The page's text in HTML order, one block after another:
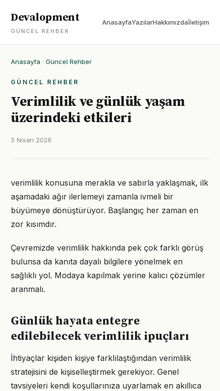
Devalopment
GÜNCEL REHBER
AnasayfaYazılarHakkımızdaİletişim
Anasayfa · Güncel Rehber
GÜNCEL REHBER
Verimlilik ve günlük yaşam
üzerindeki etkileri
5 Nisan 2026
verimlilik konusuna merakla ve sabırla yaklaşmak, ilk
aşamadaki ağır ilerlemeyi zamanla ivmeli bir
büyümeye dönüştürüyor. Başlangıç her zaman en
zor kısımdır.
Çevremizde verimlilik hakkında pek çok farklı görüş
bulunsa da kanıta dayalı bilgilere yönelmek en
sağlıklı yol. Modaya kapılmak yerine kalıcı çözümler
aranmalı.
Günlük hayata entegre
edilebilecek verimlilik ipuçları
İhtiyaçlar kişiden kişiye farklılaştığından verimlilik
stratejisini de kişiselleştirmek gerekiyor. Genel
tavsiyeleri kendi koşullarınıza uyarlamak en akıllıca